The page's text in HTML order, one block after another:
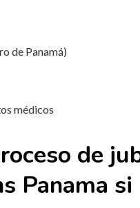
de Panamá)
médicos
de
Panama si